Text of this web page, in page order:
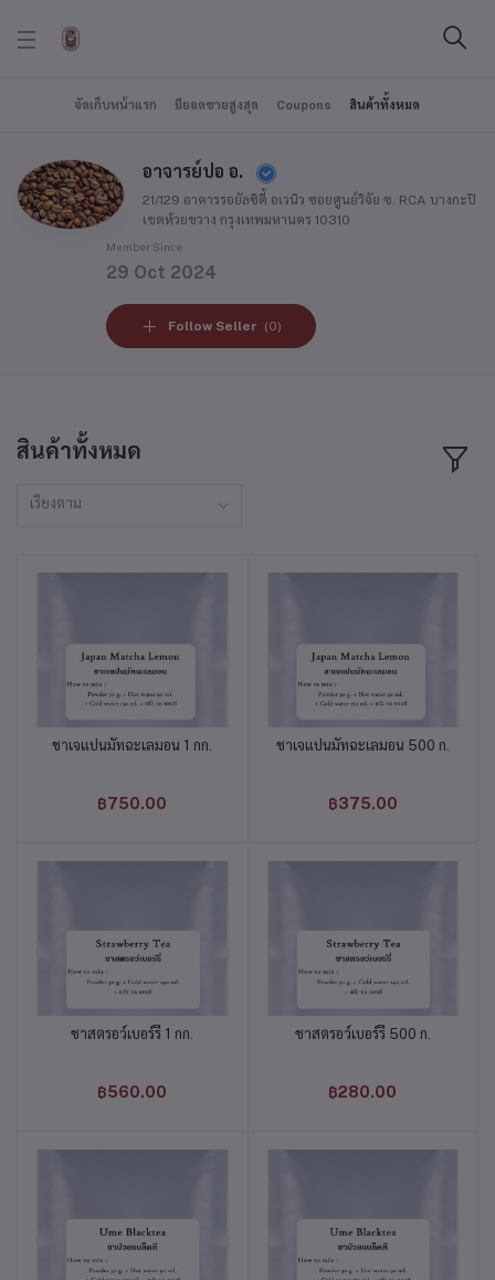
จัดเก็บหน้าแรก มียอดขายสูงสุด Coupons สินค้าทั้งหมด
อาจารย์ปอ อ.
21/129 อาคารรอยัลซิตี้ อเวนิว ซอยศูนย์วิจัย ซ. RCA บางกะปิ
เขตห้วยขวาง กรุงเทพมหานคร 10310
Member Since
29 Oct 2024
Follow Seller (0)
สินค้าทั้งหมด
เรียงตาม
หยิบใส่ตะกร้า
ชาเจแปนมัทฉะเลมอน 1 กก.
฿750.00
หยิบใส่ตะกร้า
ชาเจแปนมัทฉะเลมอน 500 ก.
฿375.00
หยิบใส่ตะกร้า
ชาสตรอว์เบอร์รี่ 1 กก.
฿560.00
หยิบใส่ตะกร้า
ชาสตรอว์เบอร์รี่ 500 ก.
฿280.00